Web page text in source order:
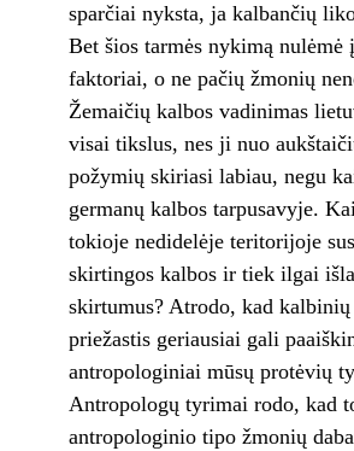
sparčiai nyksta, ja kalbančių
Bet šios tarmės nykimą
faktoriai, o ne pačių žmonių
Žemaičių kalbos vadinimas
visai tikslus, nes ji nuo
požymių skiriasi labiau, negu
germanų kalbos tarpusavyje.
tokioje nedidelėje teritorijoje
skirtingos kalbos ir tiek ilgai
skirtumus? Atrodo, kad
priežastis geriausiai gali
antropologiniai mūsų protėvių
Antropologų tyrimai rodo, kad
antropologinio tipo žmonių